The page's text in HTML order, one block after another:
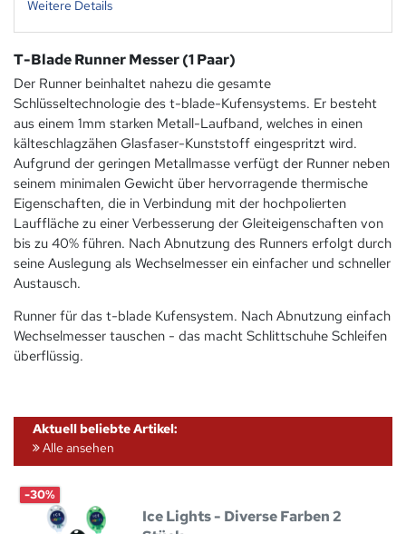
Weitere Details
T-Blade Runner Messer (1 Paar)
Der Runner beinhaltet nahezu die gesamte
Schlüsseltechnologie des t-blade-Kufensystems. Er besteht
aus einem 1mm starken Metall-Laufband, welches in einen
kälteschlagzähen Glasfaser-Kunststoff eingespritzt wird.
Aufgrund der geringen Metallmasse verfügt der Runner neben
seinem minimalen Gewicht über hervorragende thermische
Eigenschaften, die in Verbindung mit der hochpolierten
Lauffläche zu einer Verbesserung der Gleiteigenschaften von
bis zu 40% führen. Nach Abnutzung des Runners erfolgt durch
seine Auslegung als Wechselmesser ein einfacher und schneller
Austausch.
Runner für das t-blade Kufensystem. Nach Abnutzung einfach
Wechselmesser tauschen - das macht Schlittschuhe Schleifen
überflüssig.
Aktuell beliebte Artikel:
Alle ansehen
-30%
Ice Lights - Diverse Farben 2